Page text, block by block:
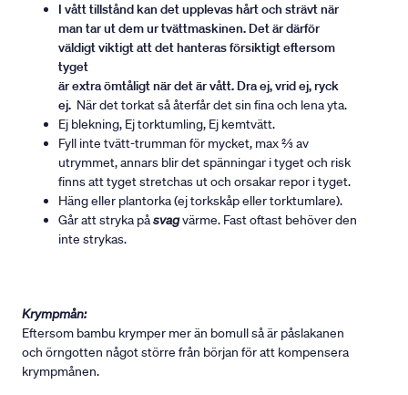
I vått tillstånd kan det upplevas hårt och strävt när
man tar ut dem ur tvättmaskinen. Det är därför
väldigt viktigt att det hanteras försiktigt eftersom
tyget
är extra ömtåligt när det är vått. Dra ej, vrid ej, ryck
ej. När det torkat så återfår det sin fina och lena yta.
Ej blekning, Ej torktumling, Ej kemtvätt.
Fyll inte tvätt-trumman för mycket, max ⅔ av
utrymmet, annars blir det spänningar i tyget och risk
finns att tyget stretchas ut och orsakar repor i tyget.
Häng eller plantorka (ej torkskåp eller torktumlare).
Går att stryka påsvagvärme. Fast oftast behöver den
inte strykas.
Krympmån:
Eftersom bambu krymper mer än bomull så är påslakanen
och örngotten något större från början för att kompensera
krympmånen.